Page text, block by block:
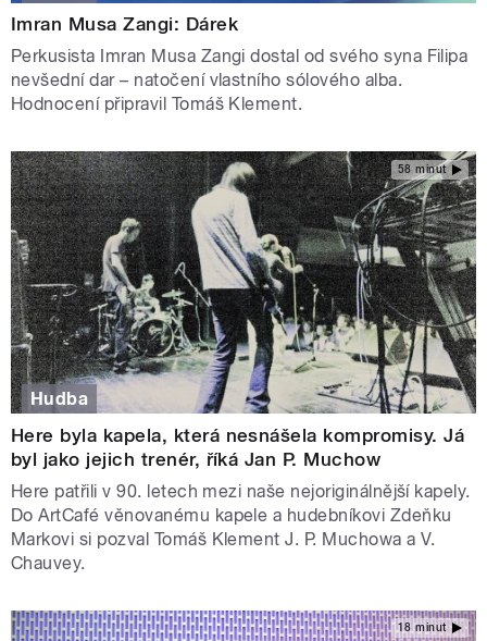
Imran Musa Zangi: Dárek
Perkusista Imran Musa Zangi dostal od svého syna Filipa
nevšední dar – natočení vlastního sólového alba.
Hodnocení připravil Tomáš Klement.
58 minut
Hudba
Here byla kapela, která nesnášela kompromisy. Já
byl jako jejich trenér, říká Jan P. Muchow
Here patřili v 90. letech mezi naše nejoriginálnější kapely.
Do ArtCafé věnovanému kapele a hudebníkovi Zdeňku
Markovi si pozval Tomáš Klement J. P. Muchowa a V.
Chauvey.
18 minut